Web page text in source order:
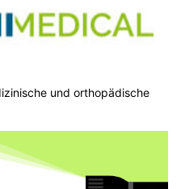
und orthopädische